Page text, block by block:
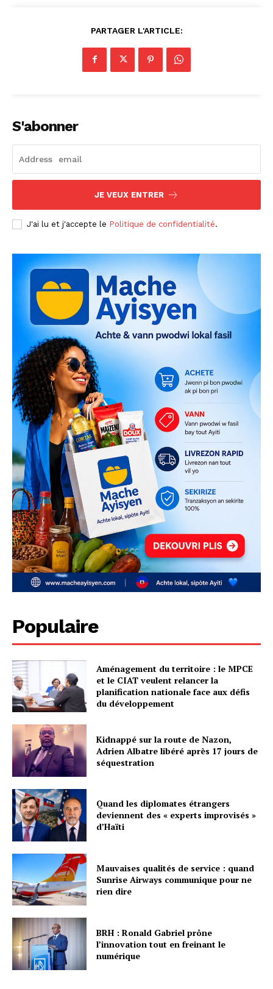
PARTAGER L'ARTICLE:
S'abonner
JE VEUX ENTRER
J'ai lu et j'accepte le Politique de confidentialité.
Populaire
Aménagement du territoire : le MPCE
et le CIAT veulent relancer la
planification nationale face aux défis
du développement
Kidnappé sur la route de Nazon,
Adrien Albatre libéré après 17 jours de
séquestration
Quand les diplomates étrangers
deviennent des « experts improvisés »
d’Haïti
Mauvaises qualités de service : quand
Sunrise Airways communique pour ne
rien dire
BRH : Ronald Gabriel prône
l’innovation tout en freinant le
numérique